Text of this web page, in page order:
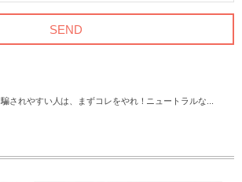
騙されやすい人は、まずコレをやれ！ニュートラルな...